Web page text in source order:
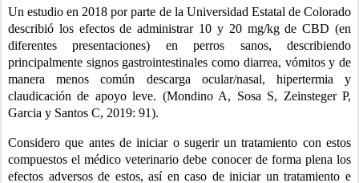
Un estudio en 2018 por parte de la Universidad Estatal de Colorado
describió los efectos de administrar 10 y 20 mg/kg de CBD (en
diferentes presentaciones) en perros sanos, describiendo
principalmente signos gastrointestinales como diarrea, vómitos y de
manera menos común descarga ocular/nasal, hipertermia y
claudicación de apoyo leve. (Mondino A, Sosa S, Zeinsteger P,
Garcia y Santos C, 2019: 91).
Considero que antes de iniciar o sugerir un tratamiento con estos
compuestos el médico veterinario debe conocer de forma plena los
efectos adversos de estos, así en caso de iniciar un tratamiento e